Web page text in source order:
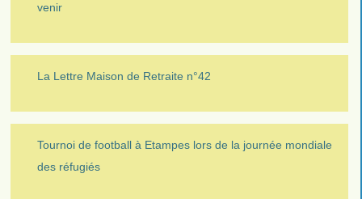
venir
La Lettre Maison de Retraite n°42
Tournoi de football à Etampes lors de la journée mondiale
des réfugiés